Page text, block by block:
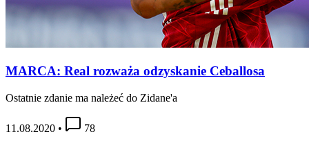
MARCA: Real rozważa odzyskanie Ceballosa
Ostatnie zdanie ma należeć do Zidane'a
11.08.2020 • 78